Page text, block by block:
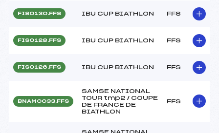
FIS0130.FFS IBU CUP BIATHLON FFS
FIS0128.FFS IBU CUP BIATHLON FFS
FIS0126.FFS IBU CUP BIATHLON FFS
BNAM0033.FFS
SAMSE NATIONAL
TOUR tmp2 / COUPE
DE FRANCE DE
BIATHLON
FFS
SAMSE NATIONAL